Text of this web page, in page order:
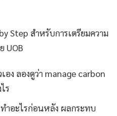
Step สำหรับการเตรียมความ
UOB
อง ลองดูว่า manage carbon
ร
ำอะไรก่อนหลัง ผลกระทบ